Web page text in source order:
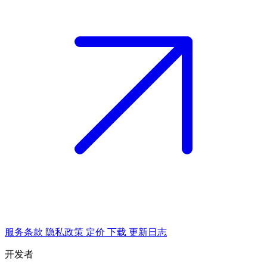
服务条款 隐私政策 定价 下载 更新日志
开发者